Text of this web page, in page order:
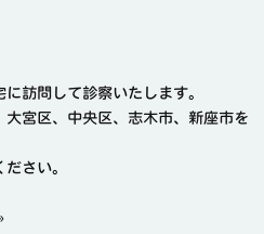
訪問して診察いたします。
宮区、中央区、志木市、新座市を
さい。